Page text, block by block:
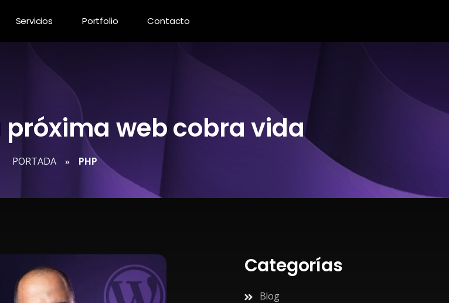
Servicios Portfolio Contacto
próxima web cobra vida
PORTADA » PHP
Categorías
Blog